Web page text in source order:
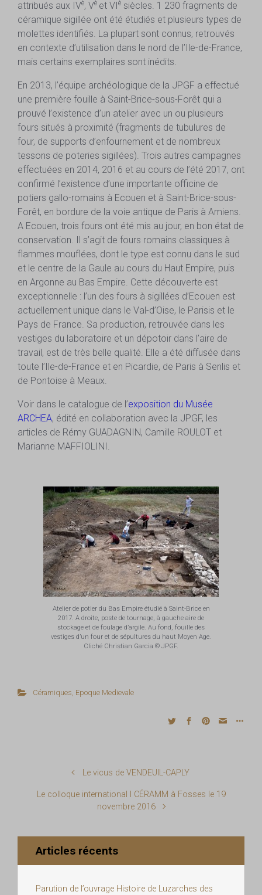
attribués aux IVè, Vè et VIè siècles. 1 230 fragments de
céramique sigillée ont été étudiés et plusieurs types de
molettes identifiés. La plupart sont connus, retrouvés
en contexte d’utilisation dans le nord de l’Ile-de-France,
mais certains exemplaires sont inédits.
En 2013, l’équipe archéologique de la JPGF a effectué
une première fouille à Saint-Brice-sous-Forêt qui a
prouvé l’existence d’un atelier avec un ou plusieurs
fours situés à proximité (fragments de tubulures de
four, de supports d’enfournement et de nombreux
tessons de poteries sigillées). Trois autres campagnes
effectuées en 2014, 2016 et au cours de l’été 2017, ont
confirmé l’existence d’une importante officine de
potiers gallo-romains à Ecouen et à Saint-Brice-sous-
Forêt, en bordure de la voie antique de Paris à Amiens.
A Ecouen, trois fours ont été mis au jour, en bon état de
conservation. Il s’agit de fours romains classiques à
flammes mouflées, dont le type est connu dans le sud
et le centre de la Gaule au cours du Haut Empire, puis
en Argonne au Bas Empire. Cette découverte est
exceptionnelle : l’un des fours à sigillées d’Ecouen est
actuellement unique dans le Val-d’Oise, le Parisis et le
Pays de France. Sa production, retrouvée dans les
vestiges du laboratoire et un dépotoir dans l’aire de
travail, est de très belle qualité. Elle a été diffusée dans
toute l’Ile-de-France et en Picardie, de Paris à Senlis et
de Pontoise à Meaux.
Voir dans le catalogue de l’exposition du Musée
ARCHEA, édité en collaboration avec la JPGF, les
articles de Rémy GUADAGNIN, Camille ROULOT et
Marianne MAFFIOLINI.
Atelier de potier du Bas Empire étudié à Saint-Brice en
2017. A droite, poste de tournage, à gauche aire de
stockage et de foulage d’argile. Au fond, fouille des
vestiges d’un four et de sépultures du haut Moyen Age.
Cliché Christian Garcia © JPGF.
Céramiques Epoque Medievale
Le vicus de VENDEUIL-CAPLY
Le colloque international I CÉRAMM à Fosses le 19
novembre 2016
Articles récents
Parution de l’ouvrage Histoire de Luzarches des